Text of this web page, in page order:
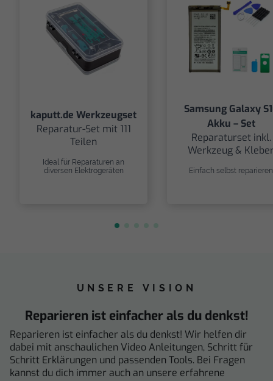
kaputt.de Werkzeugset
Reparatur-Set mit 111
Teilen
Ideal für Reparaturen an
diversen Elektrogeräten
Samsung Galaxy
Akku – Set
Reparaturset inkl.
Werkzeug &
Einfach selbst reparieren
UNSERE VISION
Reparieren ist einfacher als du denkst!
Reparieren ist einfacher als du denkst! Wir helfen dir
dabei mit anschaulichen Video Anleitungen, Schritt für
Schritt Erklärungen und passenden Tools. Bei Fragen
kannst du dich immer auch an unsere erfahrene